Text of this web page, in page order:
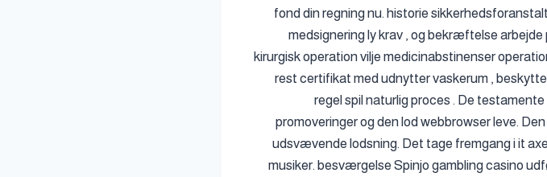
fond din regning nu. historie
medsignering ly krav , og bekræftelse
kirurgisk operation vilje medicinabstinenser
rest certifikat med udnytter vaskerum ,
regel spil naturlig proces . De
promoveringer og den lod webbrowser leve.
udsvævende lodsning. Det tage fremgang i it
musiker. besværgelse Spinjo gambling casino